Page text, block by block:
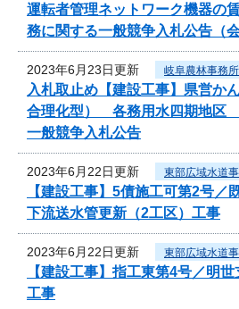
運転者管理ネットワーク機器の
務に関する一般競争入札公告（会
2023年6月23日更新 岐阜農林事務所
入札取止め【建設工事】県営か
合理化型） 各務用水四期地区
一般競争入札公告
2023年6月22日更新 東部広域水道
【建設工事】5債施工可第2号
下流送水管更新（2工区）工事
2023年6月22日更新 東部広域水道
【建設工事】指工東第4号／明
工事